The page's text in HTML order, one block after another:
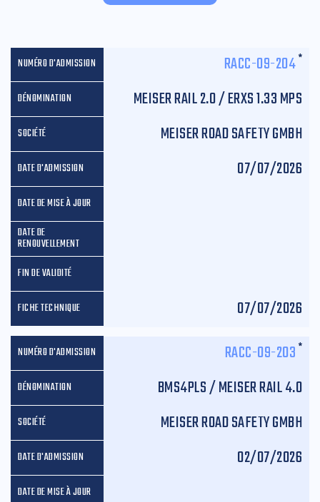
RACC-09-204*
MEISER RAIL 2.0 / ERXS 1.33 MPS
MEISER ROAD SAFETY GMBH
07/07/2026
07/07/2026
RACC-09-203*
BMS4PLS / MEISER RAIL 4.0
MEISER ROAD SAFETY GMBH
02/07/2026